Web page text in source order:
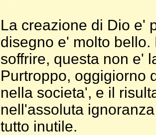
La creazione di Dio e'
disegno e' molto
soffrire, questa non e'
Purtroppo, oggigiorno
nella societa', e il
nell'assoluta
tutto inutile.